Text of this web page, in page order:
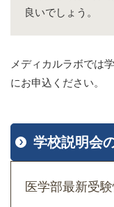
良いでしょう。
メディカルラボでは
にお申込ください。
学校説明会
医学部最新受